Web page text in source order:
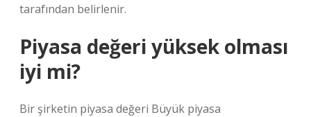
tarafından belirlenir.
Piyasa değeri yüksek olması
iyi mi?
Bir şirketin piyasa değeri Büyük piyasa